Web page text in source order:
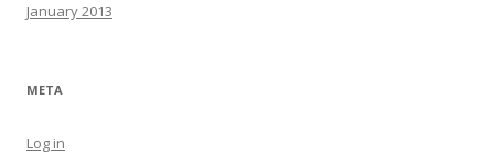
January 2013
META
Log in